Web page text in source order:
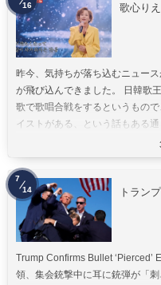
歌心り
昨今、気持ちが落ち込むニュー
が飛び込んできました。 日韓歌
歌で歌唱合戦をするというもの
イストがある、という話もある通
16
トラン
Trump Confirms Bullet
領、集会銃撃中に耳に銃弾が「
7
14